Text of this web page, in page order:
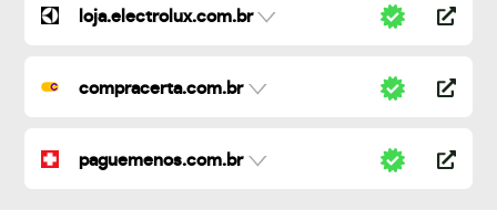
loja.electrolux.com.br
compracerta.com.br
paguemenos.com.br